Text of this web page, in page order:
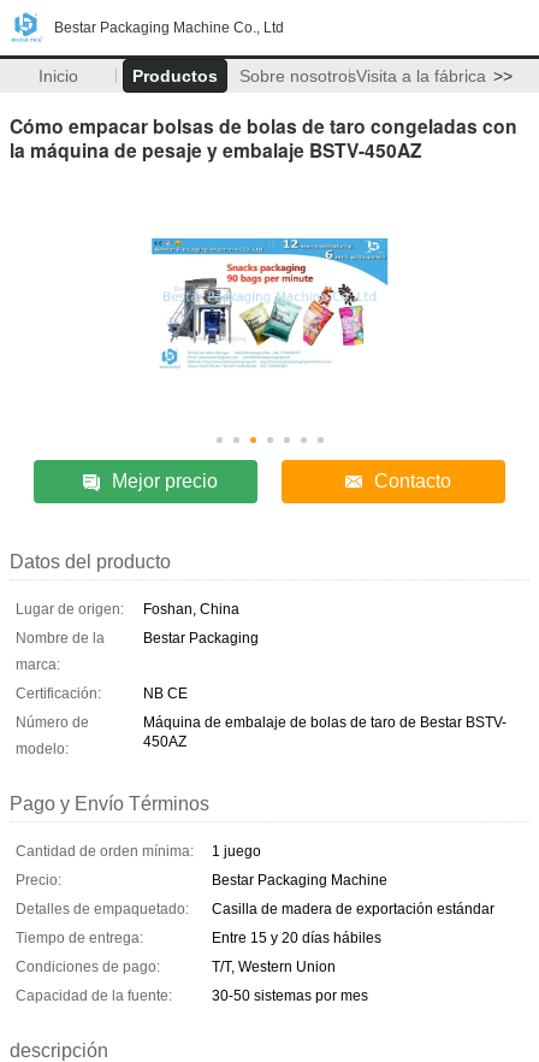
Bestar Packaging Machine Co., Ltd
Inicio Productos Sobre nosotrosVisita a la fábrica >>
Cómo empacar bolsas de bolas de taro congeladas con
la máquina de pesaje y embalaje BSTV-450AZ
Mejor precio Contacto
Datos del producto
Lugar de origen:
Foshan, China
Nombre de la
marca:
Bestar Packaging
Certificación:
NB CE
Número de
modelo:
Máquina de embalaje de bolas de taro de Bestar BSTV-
450AZ
Pago y Envío Términos
Cantidad de orden mínima:
1 juego
Precio:
Bestar Packaging Machine
Detalles de empaquetado:
Casilla de madera de exportación estándar
Tiempo de entrega:
Entre 15 y 20 días hábiles
Condiciones de pago:
T/T, Western Union
Capacidad de la fuente:
30-50 sistemas por mes
descripción